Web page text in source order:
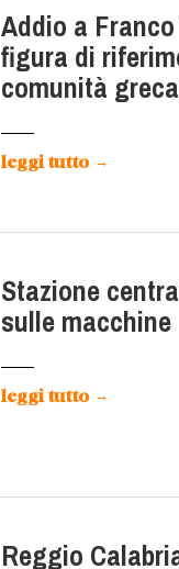
Addio a
figura di
comunità
leggi tutto →
Stazione
sulle macchine
leggi tutto →
Reggio